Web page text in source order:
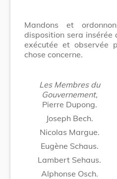
Mandons et
disposition sera insérée
exécutée et observée
chose concerne.
Les Membres du
Gouvernement,
Pierre Dupong.
Joseph Bech.
Nicolas Margue.
Eugène Schaus.
Lambert Sehaus.
Alphonse Osch.